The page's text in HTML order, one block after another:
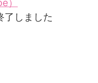
）
了しました